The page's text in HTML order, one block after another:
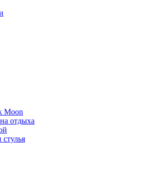
Moon
отдыха